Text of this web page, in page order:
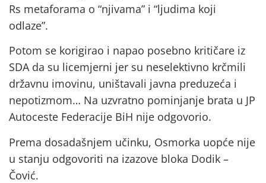
Rs metaforama o “njivama” i “ljudima koji
odlaze”.
Potom se korigirao i napao posebno kritičare iz
SDA da su licemjerni jer su neselektivno krčmili
državnu imovinu, uništavali javna preduzeća i
nepotizmom… Na uzvratno pominjanje brata u JP
Autoceste Federacije BiH nije odgovorio.
Prema dosadašnjem učinku, Osmorka uopće nije
u stanju odgovoriti na izazove bloka Dodik –
Čović.